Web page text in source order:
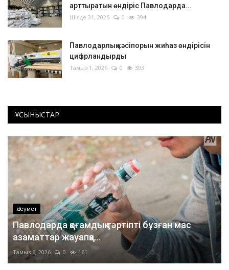
арттыратын өндіріс Павлодарда...
Шілде 31, 2026 0 394
Павлодарлық кәсіпорын жиһаз өндірісін
цифрландырды
Тамыз 1, 2026 0 393
ҰСЫНЫСТАР
Әлеумет
Павлодарда қоғамдық тәртіпті бұзған мас
азаматтар жауапқа...
Тамыз 6, 2026 0 161